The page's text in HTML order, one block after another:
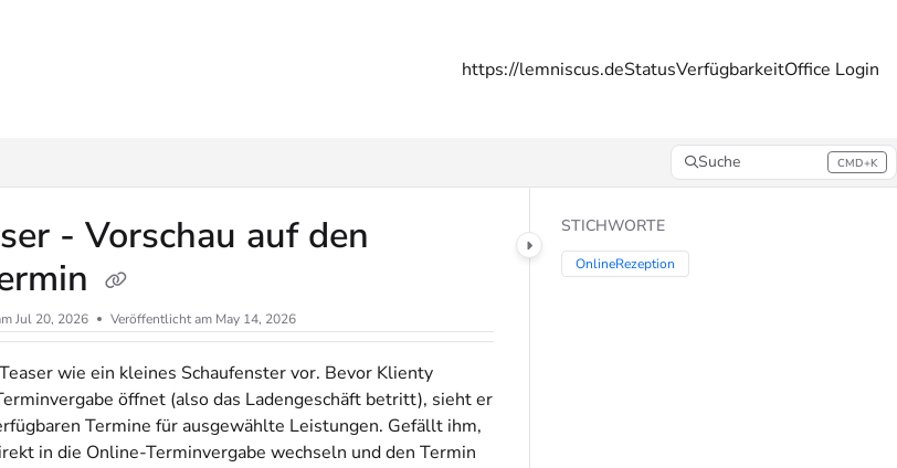
https://lemniscus.deStatusVerfügbarkeitOffice Login
Suche CMD+K
Press CMD+K to open search
- Vorschau auf den
Jul 20, 2026 Veröffentlicht am May 14, 2026
wie ein kleines Schaufenster vor. Bevor Klienty
öffnet (also das Ladengeschäft betritt), sieht er
Termine für ausgewählte Leistungen. Gefällt ihm,
in die Online-Terminvergabe wechseln und den Termin
STICHWORTE
OnlineRezeption